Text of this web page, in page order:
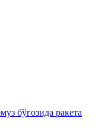
бўғозида ракета